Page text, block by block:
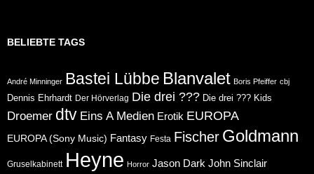
BELIEBTE TAGS
André Minninger Bastei Lübbe Blanvalet Boris Pfeiffer cbj
Dennis Ehrhardt Der Hörverlag Die drei ??? Die drei ??? Kids
Droemer dtv Eins A Medien Erotik EUROPA
EUROPA (Sony Music) Fantasy Festa Fischer Goldmann
Gruselkabinett Heyne Horror Jason Dark John Sinclair